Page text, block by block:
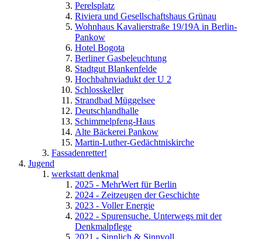
Perelsplatz
Riviera und Gesellschaftshaus Grünau
Wohnhaus Kavalierstraße 19/19A in Berlin-
Pankow
Hotel Bogota
Berliner Gasbeleuchtung
Stadtgut Blankenfelde
Hochbahnviadukt der U 2
Schlosskeller
Strandbad Müggelsee
Deutschlandhalle
Schimmelpfeng-Haus
Alte Bäckerei Pankow
Martin-Luther-Gedächtniskirche
Fassadenretter!
Jugend
werkstatt denkmal
2025 - MehrWert für Berlin
2024 - Zeitzeugen der Geschichte
2023 - Voller Energie
2022 - Spurensuche. Unterwegs mit der
Denkmalpflege
2021 - Sinnlich & Sinnvoll